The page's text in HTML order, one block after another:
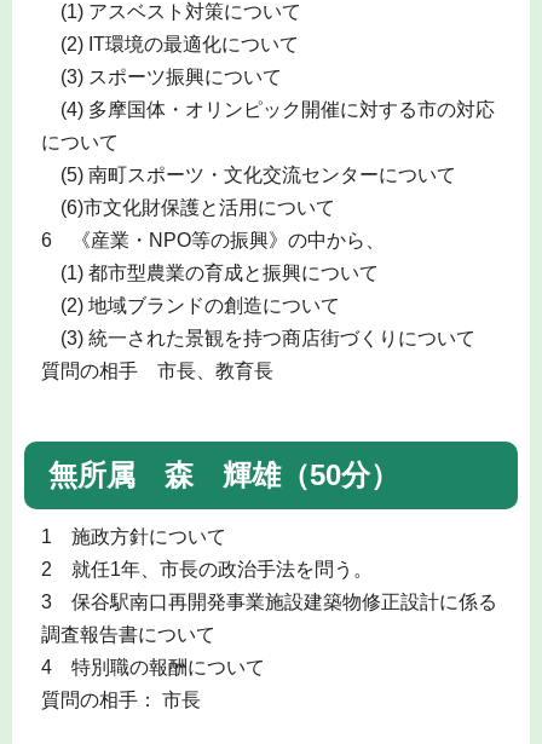
(1) アスベスト対策について
(2) IT環境の最適化について
(3) スポーツ振興について
(4) 多摩国体・オリンピック開催に対する市の対応
について
(5) 南町スポーツ・文化交流センターについて
(6)市文化財保護と活用について
6 《産業・NPO等の振興》の中から、
(1) 都市型農業の育成と振興について
(2) 地域ブランドの創造について
(3) 統一された景観を持つ商店街づくりについて
質問の相手 市長、教育長
無所属 森 輝雄（50分）
1 施政方針について
2 就任1年、市長の政治手法を問う。
3 保谷駅南口再開発事業施設建築物修正設計に係る
調査報告書について
4 特別職の報酬について
質問の相手： 市長